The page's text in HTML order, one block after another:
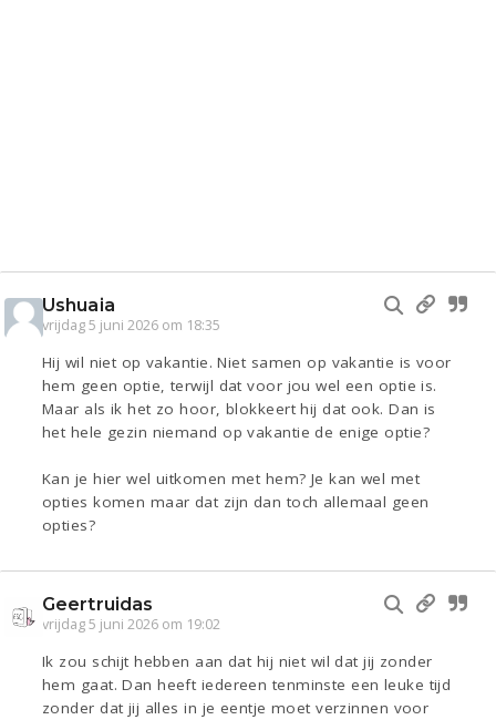
Ushuaia
vrijdag 5 juni 2026 om 18:35
Hij wil niet op vakantie. Niet samen op vakantie is voor
hem geen optie, terwijl dat voor jou wel een optie is.
Maar als ik het zo hoor, blokkeert hij dat ook. Dan is
het hele gezin niemand op vakantie de enige optie?
Kan je hier wel uitkomen met hem? Je kan wel met
opties komen maar dat zijn dan toch allemaal geen
opties?
Geertruidas
vrijdag 5 juni 2026 om 19:02
Ik zou schijt hebben aan dat hij niet wil dat jij zonder
hem gaat. Dan heeft iedereen tenminste een leuke tijd
zonder dat jij alles in je eentje moet verzinnen voor